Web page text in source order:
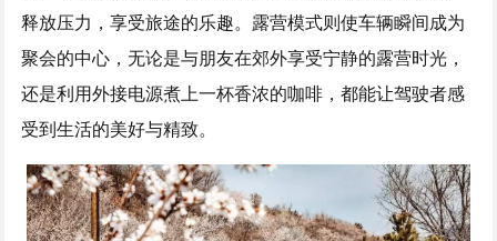
释放压力，享受旅途的乐趣。露营模式则使车辆瞬间成为
聚会的中心，无论是与朋友在郊外享受宁静的露营时光，
还是利用外接电源煮上一杯香浓的咖啡，都能让驾驶者感
受到生活的美好与精致。